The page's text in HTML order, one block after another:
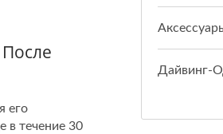
его
в течение 30
Дайвинг-